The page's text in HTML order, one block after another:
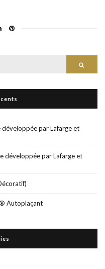
par Lafarge et
développée par Lafarge et
Autoplaçant